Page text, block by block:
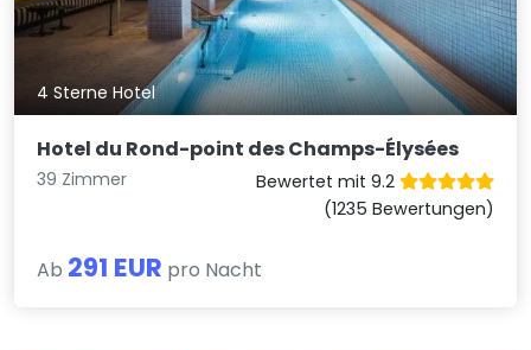
4 Sterne Hotel
Hotel du Rond-point des Champs-Élysées
39 Zimmer
Bewertet mit 9.2
(1235 Bewertungen)
Ab 291 EUR pro Nacht